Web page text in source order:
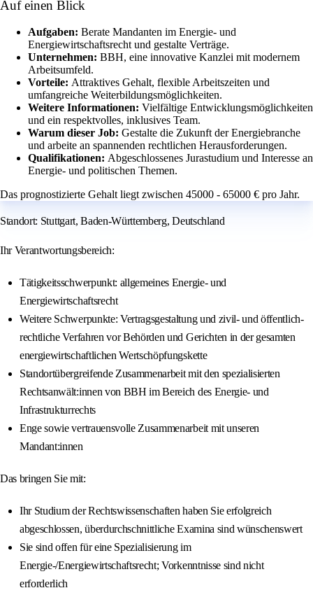
Auf einen Blick
Aufgaben: Berate Mandanten im Energie- und
Energiewirtschaftsrecht und gestalte Verträge.
Unternehmen: BBH, eine innovative Kanzlei mit modernem
Arbeitsumfeld.
Vorteile: Attraktives Gehalt, flexible Arbeitszeiten und
umfangreiche Weiterbildungsmöglichkeiten.
Weitere Informationen: Vielfältige Entwicklungsmöglichkeiten
und ein respektvolles, inklusives Team.
Warum dieser Job: Gestalte die Zukunft der Energiebranche
und arbeite an spannenden rechtlichen Herausforderungen.
Qualifikationen: Abgeschlossenes Jurastudium und Interesse an
Energie- und politischen Themen.
Das prognostizierte Gehalt liegt zwischen 45000 - 65000 € pro Jahr.
Standort: Stuttgart, Baden-Württemberg, Deutschland
Ihr Verantwortungsbereich:
Tätigkeitsschwerpunkt: allgemeines Energie- und
Energiewirtschaftsrecht
Weitere Schwerpunkte: Vertragsgestaltung und zivil- und öffentlich-
rechtliche Verfahren vor Behörden und Gerichten in der gesamten
energiewirtschaftlichen Wertschöpfungskette
Standortübergreifende Zusammenarbeit mit den spezialisierten
Rechtsanwält:innen von BBH im Bereich des Energie- und
Infrastrukturrechts
Enge sowie vertrauensvolle Zusammenarbeit mit unseren
Mandant:innen
Das bringen Sie mit:
Ihr Studium der Rechtswissenschaften haben Sie erfolgreich
abgeschlossen, überdurchschnittliche Examina sind wünschenswert
Sie sind offen für eine Spezialisierung im
Energie-/Energiewirtschaftsrecht; Vorkenntnisse sind nicht
erforderlich